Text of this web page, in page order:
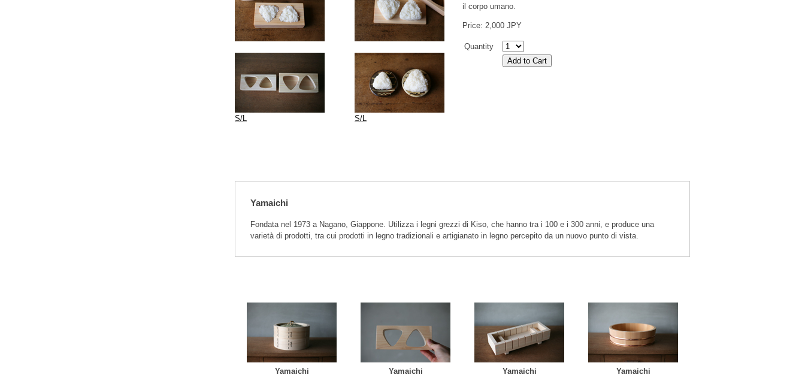
S/L S/L
il corpo umano.
Price: 2,000 JPY
Quantity
Yamaichi
Fondata nel 1973 a Nagano, Giappone. Utilizza i legni grezzi di Kiso, che hanno tra i 100 e i 300 anni, e produce una
varietà di prodotti, tra cui prodotti in legno tradizionali e artigianato in legno percepito da un nuovo punto di vista.
Yamaichi Yamaichi Yamaichi Yamaichi